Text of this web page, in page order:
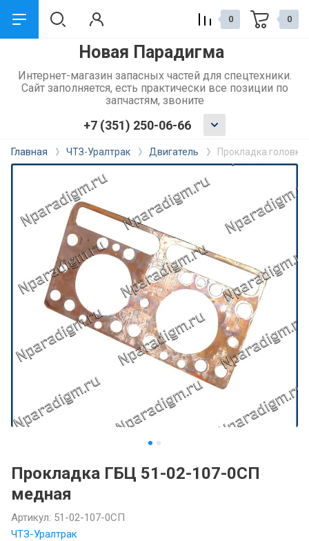
назад
Сервис и поддержка
Обмен и возврат
Доставка
Способы оплаты
Новая Парадигма
Интернет-магазин запасных частей для спецтехники.
Сайт заполняется, есть практически все позиции по
запчастям, звоните
+7 (351) 250-06-66
0 0
Главная ЧТЗ-Уралтрак Двигатель Прокладка
Прокладка ГБЦ 51-02-107-0СП
медная
Артикул: 51-02-107-0СП
ЧТЗ-Уралтрак